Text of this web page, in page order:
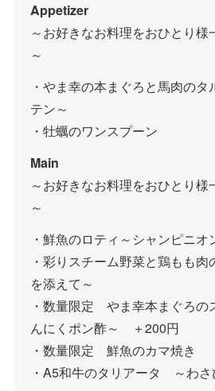
Appetizer
～お好きなお料理をおひとり様
～
・やま幸の本まぐろと馬肉の
テン～
・牡蠣のワンスプーン
Main
～お好きなお料理をおひとり様
～
・鮮魚のロティ～シャンピニ
・彩りスチーム野菜と鶏もも
を添えて～
・数量限定 やま幸本まぐろの
んにくポン酢～ ＋200円
・数量限定 鮮魚のカマ焼き
・A5和牛のタリアータ ～わさ